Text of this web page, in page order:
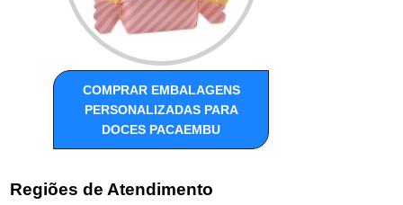
COMPRAR EMBALAGENS
PERSONALIZADAS PARA
DOCES PACAEMBU
Regiões de Atendimento